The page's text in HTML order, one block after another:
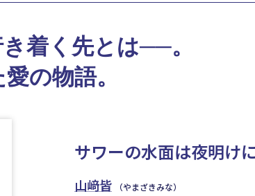
サワーの水面は夜明け
山﨑皆 （やまざきみな）
着く先とは──。
の物語。